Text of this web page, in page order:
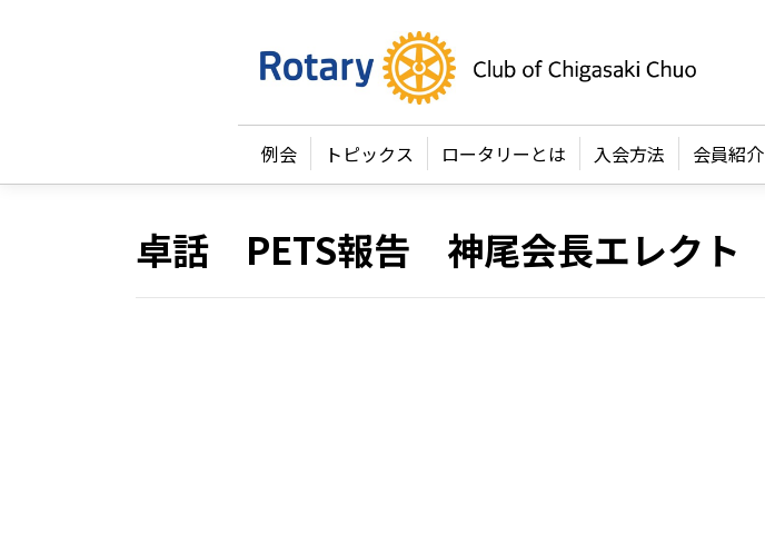
例会 トピックス ロータリーとは 入会方法 会員紹介
卓話 PETS報告 神尾会長エレクト